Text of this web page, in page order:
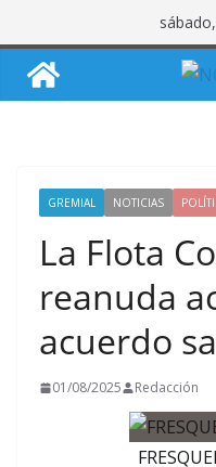
al
contenido
GREMIAL NOTICIAS
La Flota
reanuda
acuerdo
01/08/2025 Redacción